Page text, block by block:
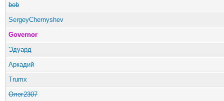
bob
SergeyChernyshev
Governor
Эдуард
Аркадий
Trumx
Олег2307